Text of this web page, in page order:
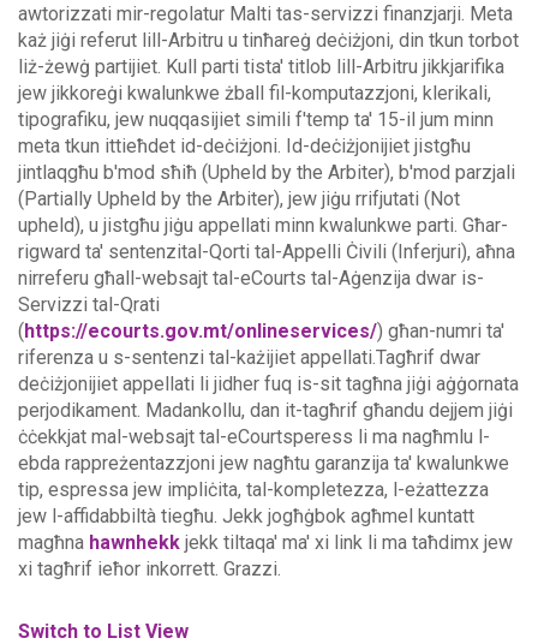
awtorizzati mir-regolatur Malti tas-servizzi finanzjarji. Meta
każ jiġi referut lill-Arbitru u tinħareġ deċiżjoni, din tkun torbot
liż-żewġ partijiet. Kull parti tista' titlob lill-Arbitru jikkjarifika
jew jikkoreġi kwalunkwe żball fil-komputazzjoni, klerikali,
tipografiku, jew nuqqasijiet simili f'temp ta' 15-il jum minn
meta tkun ittieħdet id-deċiżjoni. Id-deċiżjonijiet jistgħu
jintlaqgħu b'mod sħiħ (Upheld by the Arbiter), b'mod parzjali
(Partially Upheld by the Arbiter), jew jiġu rrifjutati (Not
upheld), u jistgħu jiġu appellati minn kwalunkwe parti. Għar-
rigward ta' sentenzital-Qorti tal-Appelli Ċivili (Inferjuri), aħna
nirreferu għall-websajt tal-eCourts tal-Aġenzija dwar is-
Servizzi tal-Qrati
(https://ecourts.gov.mt/onlineservices/) għan-numri ta'
riferenza u s-sentenzi tal-każijiet appellati.Tagħrif dwar
deċiżjonijiet appellati li jidher fuq is-sit tagħna jiġi aġġornata
perjodikament. Madankollu, dan it-tagħrif għandu dejjem jiġi
ċċekkjat mal-websajt tal-eCourtsperess li ma nagħmlu l-
ebda rappreżentazzjoni jew nagħtu garanzija ta' kwalunkwe
tip, espressa jew impliċita, tal-kompletezza, l-eżattezza
jew l-affidabbiltà tiegħu. Jekk jogħġbok agħmel kuntatt
magħna hawnhekk jekk tiltaqa' ma' xi link li ma taħdimx jew
xi tagħrif ieħor inkorrett. Grazzi.
Switch to List View